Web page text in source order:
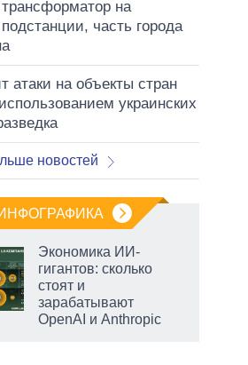
трансформатор на
подстанции, часть города
атаки на объекты стран
украинских
новостей
Экономика ИИ-
гигантов: сколько
стоят и
зарабатывают
OpenAI и Anthropic